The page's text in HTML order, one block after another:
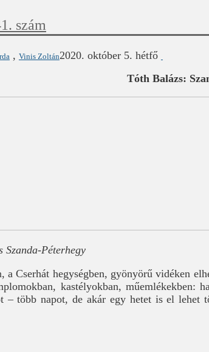
szám
, Vinis Zoltán2020. október 5. hétfő
Tóth Balázs:
Szanda-Péterhegy
a Cserhát hegységben, gyönyörű vidéken
kastélyokban, műemlékekben:
– több napot, de akár egy hetet is el lehet